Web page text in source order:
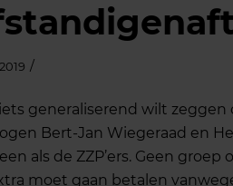
/
iets generaliserend wilt
Bert-Jan Wiegeraad en
als de ZZP’ers. Geen
moet gaan betalen